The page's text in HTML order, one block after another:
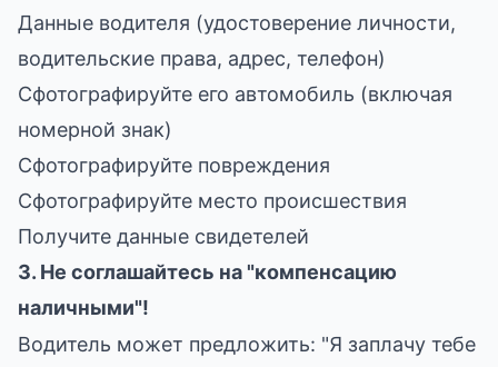
Данные водителя (удостоверение личности,
водительские права, адрес, телефон)
Сфотографируйте его автомобиль (включая
номерной знак)
Сфотографируйте повреждения
Сфотографируйте место происшествия
Получите данные свидетелей
3. Не соглашайтесь на "компенсацию
наличными"!
Водитель может предложить: "Я заплачу тебе